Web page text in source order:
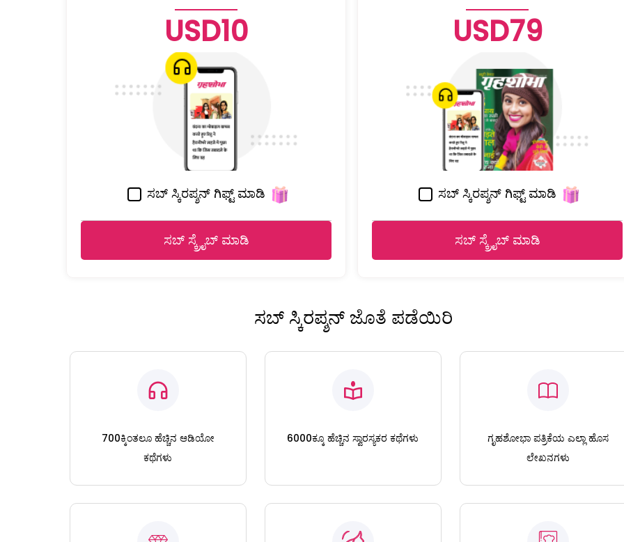
USD10
ಸಬ್ ಸ್ಕಿರಪ್ಶನ್ ಗಿಫ್ಟ್ ಮಾಡಿ
ಸಬ್ ಸ್ಕ್ರೈಬ್ ಮಾಡಿ
USD79
ಸಬ್ ಸ್ಕಿರಪ್ಶನ್ ಗಿಫ್ಟ್ ಮಾಡಿ
ಸಬ್ ಸ್ಕ್ರೈಬ್ ಮಾಡಿ
ಸಬ್ ಸ್ಕಿರಪ್ಶನ್ ಜೊತೆ ಪಡೆಯಿರಿ
700ಕ್ಕಿಂತಲೂ ಹೆಚ್ಚಿನ ಆಡಿಯೋ
ಕಥೆಗಳು
6000ಕ್ಕೂ ಹೆಚ್ಚಿನ ಸ್ವಾರಸ್ಯಕರ ಕಥೆಗಳು
ಗೃಹಶೋಭಾ ಪತ್ರಿಕೆಯ ಎಲ್ಲಾ ಹೊಸ
ಲೇಖನಗಳು